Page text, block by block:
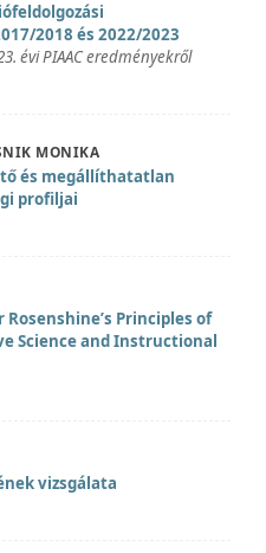
2018 és 2022/2023
évi PIAAC eredményekről
MONIKA
és megállíthatatlan
profiljai
Principles of
Science and Instructional
vizsgálata